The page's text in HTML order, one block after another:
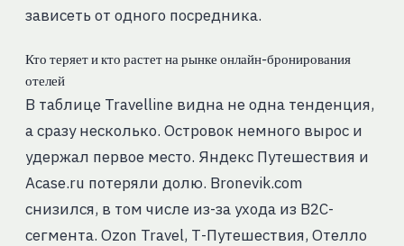
зависеть от одного посредника.
Кто теряет и кто растет на рынке онлайн-бронирования
отелей
В таблице Travelline видна не одна тенденция,
а сразу несколько. Островок немного вырос и
удержал первое место. Яндекс Путешествия и
Acase.ru потеряли долю. Bronevik.com
снизился, в том числе из-за ухода из B2C-
сегмента. Ozon Travel, Т-Путешествия, Отелло